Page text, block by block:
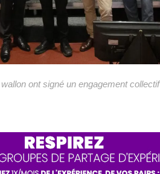
ont signé un engagement